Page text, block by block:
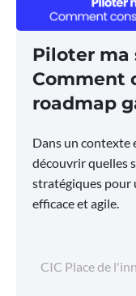
Piloter ma
Comment
roadmap
Dans un contexte
découvrir quelles
stratégiques pour
efficace et agile.
CIC Place de